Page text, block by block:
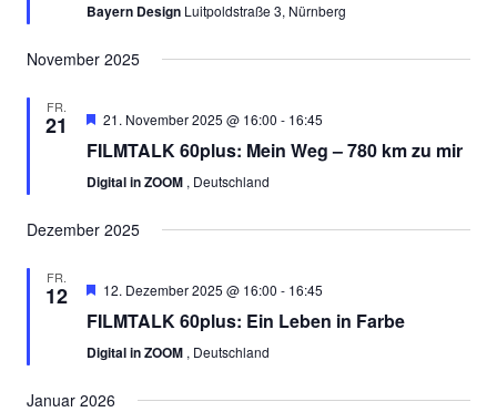
Bayern Design Luitpoldstraße 3, Nürnberg
November 2025
FR.
21 Empfohlen
21. November 2025 @ 16:00 - 16:45
FILMTALK 60plus: Mein Weg – 780 km zu mir
Digital in ZOOM , Deutschland
Dezember 2025
FR.
12 Empfohlen
12. Dezember 2025 @ 16:00 - 16:45
FILMTALK 60plus: Ein Leben in Farbe
Digital in ZOOM , Deutschland
Januar 2026